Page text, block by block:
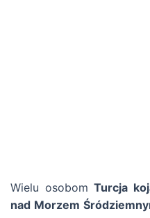
Wielu osobomTurcja
nad Morzem